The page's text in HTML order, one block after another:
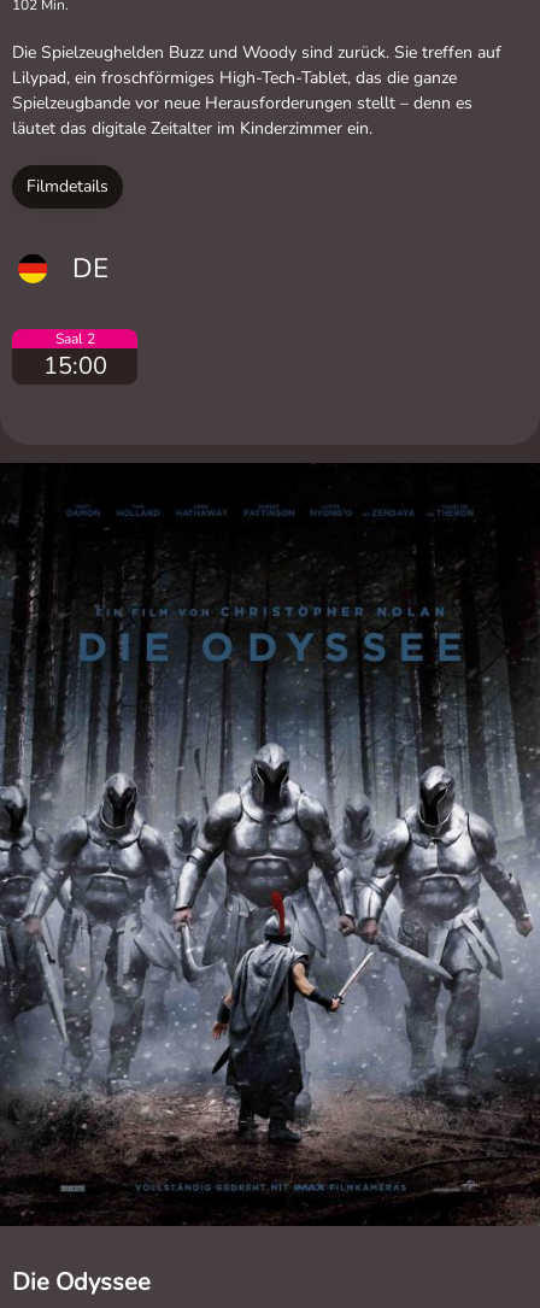
102 Min.
Die Spielzeughelden Buzz und Woody sind zurück. Sie treffen auf
Lilypad, ein froschförmiges High-Tech-Tablet, das die ganze
Spielzeugbande vor neue Herausforderungen stellt – denn es
läutet das digitale Zeitalter im Kinderzimmer ein.
Filmdetails
DE
Saal 2
15:00
Die Odyssee